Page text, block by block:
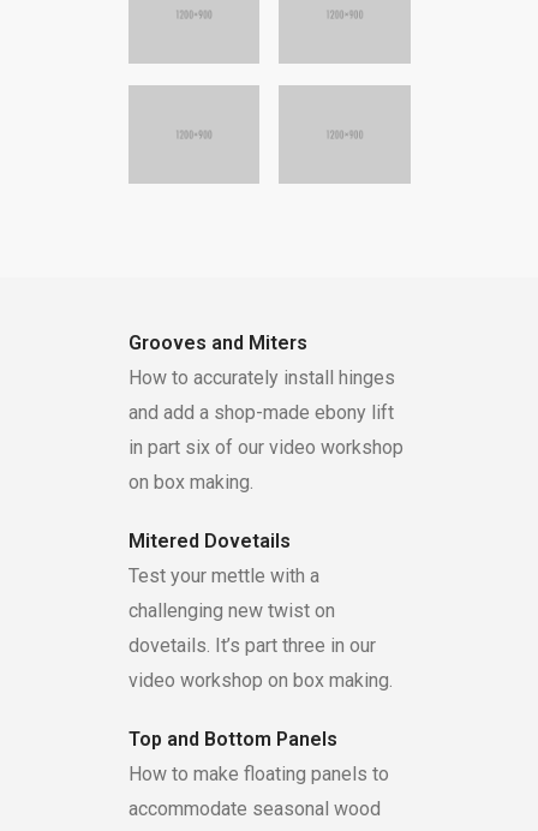
Grooves and Miters
How to accurately install hinges
and add a shop-made ebony lift
in part six of our video workshop
on box making.
Mitered Dovetails
Test your mettle with a
challenging new twist on
dovetails. It’s part three in our
video workshop on box making.
Top and Bottom Panels
How to make floating panels to
accommodate seasonal wood